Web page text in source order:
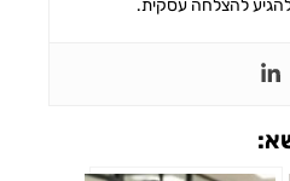
להצלחה עסקית.